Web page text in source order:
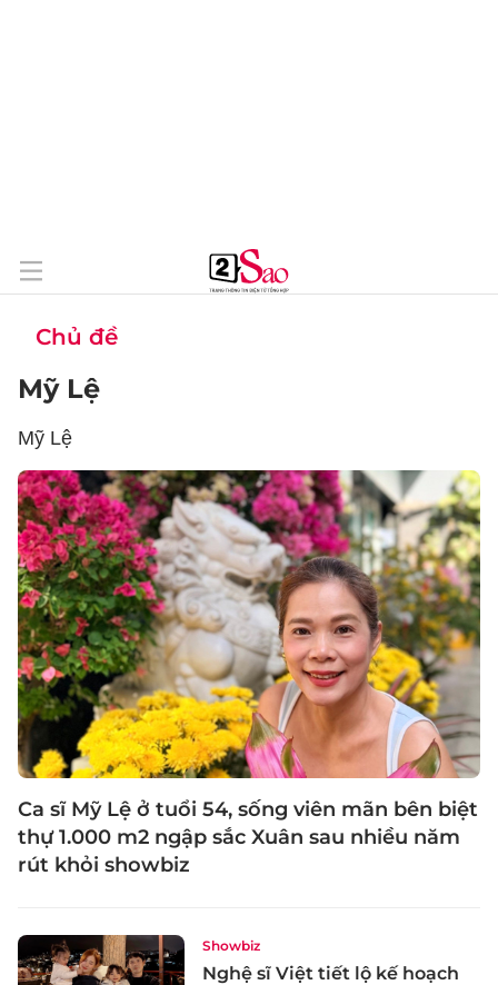
Chủ đề
Mỹ Lệ
Mỹ Lệ
Ca sĩ Mỹ Lệ ở tuổi 54, sống viên mãn bên biệt
thự 1.000 m2 ngập sắc Xuân sau nhiều năm
rút khỏi showbiz
Showbiz
Nghệ sĩ Việt tiết lộ kế hoạch